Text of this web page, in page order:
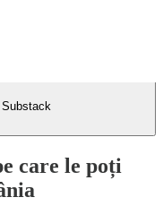
Substack
care le poți